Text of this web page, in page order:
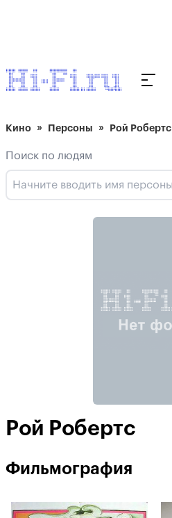
Кино Персоны Рой Робертс
Поиск по людям
Рой Робертс
Фильмография